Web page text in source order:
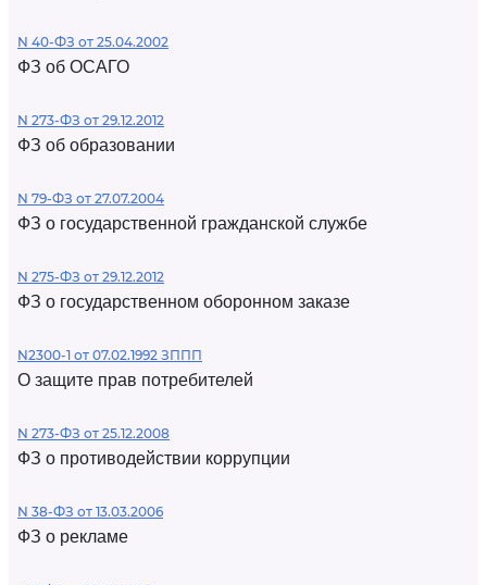
N 40-ФЗ от 25.04.2002
ФЗ об ОСАГО
N 273-ФЗ от 29.12.2012
ФЗ об образовании
N 79-ФЗ от 27.07.2004
ФЗ о государственной гражданской службе
N 275-ФЗ от 29.12.2012
ФЗ о государственном оборонном заказе
N2300-1 от 07.02.1992 ЗППП
О защите прав потребителей
N 273-ФЗ от 25.12.2008
ФЗ о противодействии коррупции
N 38-ФЗ от 13.03.2006
ФЗ о рекламе